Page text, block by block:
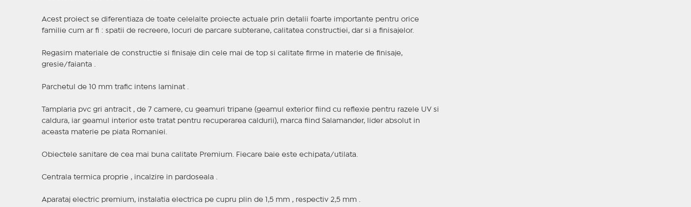
Acest proiect se diferentiaza de toate celelalte proiecte actuale prin detalii foarte importante pentru orice
familie cum ar fi : spatii de recreere, locuri de parcare subterane, calitatea constructiei, dar si a finisajelor.
Regasim materiale de constructie si finisaje din cele mai de top si calitate firme in materie de finisaje,
gresie/faianta .
Parchetul de 10 mm trafic intens laminat .
Tamplaria pvc gri antracit , de 7 camere, cu geamuri tripane (geamul exterior fiind cu reflexie pentru razele UV si
caldura, iar geamul interior este tratat pentru recuperarea caldurii), marca fiind Salamander, lider absolut in
aceasta materie pe piata Romaniei.
Obiectele sanitare de cea mai buna calitate Premium. Fiecare baie este echipata/utilata.
Centrala termica proprie , incalzire in pardoseala .
Aparataj electric premium, instalatia electrica pe cupru plin de 1,5 mm , respectiv 2,5 mm .